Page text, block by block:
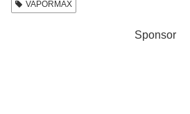
VAPORMAX
Sponsor